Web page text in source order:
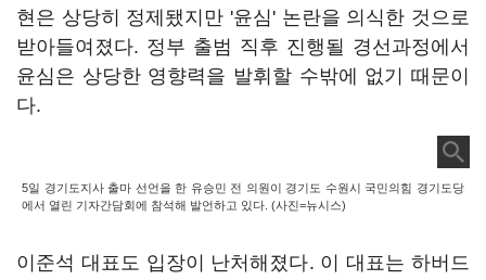
현은 상당히 정제됐지만 '윤심' 논란을 의식한 것으로
받아들여졌다. 정부 출범 직후 진행될 경선과정에서
윤심은 상당한 영향력을 발휘할 수밖에 없기 때문이
다.
5일 경기도지사 출마 선언을 한 유승민 전 의원이 경기도 수원시 국민의힘 경기도당
에서 열린 기자간담회에 참석해 발언하고 있다. (사진=뉴시스)
이준석 대표도 입장이 난처해졌다. 이 대표는 하버드